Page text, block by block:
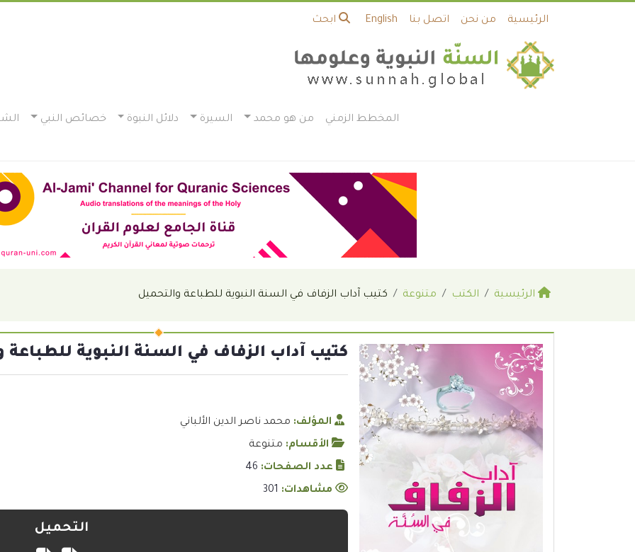
الرئيسية من نحن اتصل بنا English ابحث
المخطط الزمني من هو محمد السيرة دلائل النبوة خصائص النبي
الرئيسية الكتب متنوعة كتيب آداب الزفاف في السنة النبوية للطباعة والتحميل
كتيب آداب الزفاف في السنة النبوية للطباعة
المؤلف: محمد ناصر الدين الألباني
الأقسام: متنوعة
عدد الصفحات: 46
مشاهدات:
التحميل